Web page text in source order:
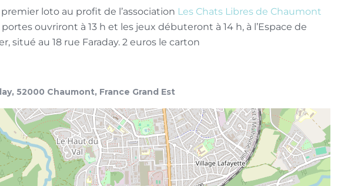
loto au profit de l’association Les Chats Libres de Chaumont
ouvriront à 13 h et les jeux débuteront à 14 h, à l’Espace de
situé au 18 rue Faraday. 2 euros le carton
52000 Chaumont, France Grand Est